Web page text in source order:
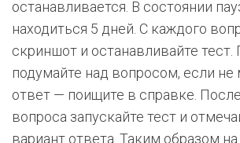
останавливается. В состоянии
находиться 5 дней. С каждого
скриншот и останавливайте тест.
подумайте над вопросом, если не
ответ — поищите в справке.
вопроса запускайте тест и
вариант ответа. Таким образом на